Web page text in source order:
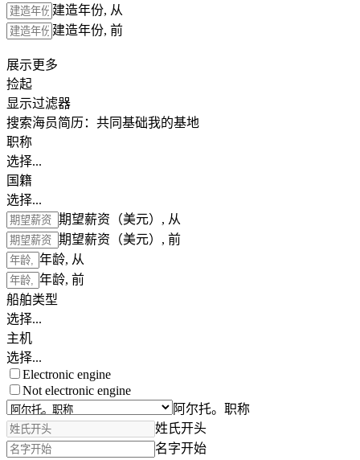
建造年份, 从
建造年份, 前
展示更多
捡起
显示过滤器
搜索海员简历： 共同基础我的基地
职称
选择...
国籍
选择...
期望薪资（美元）, 从
期望薪资（美元）, 前
年龄, 从
年龄, 前
船舶类型
选择...
主机
选择...
Electronic engine
Not electronic engine
阿尔托。职称
姓氏开头
名字开始